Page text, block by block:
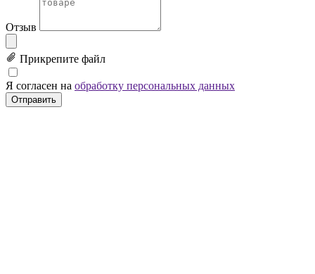
Отзыв
Прикрепите файл
Я согласен на обработку персональных данных